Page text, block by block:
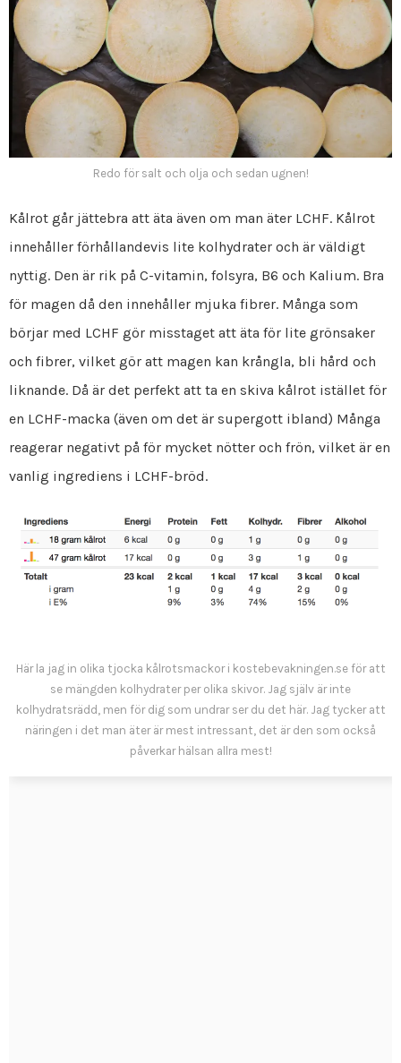
Redo för salt och olja och sedan ugnen!
Kålrot går jättebra att äta även om man äter LCHF. Kålrot
innehåller förhållandevis lite kolhydrater och är väldigt
nyttig. Den är rik på C-vitamin, folsyra, B6 och Kalium. Bra
för magen då den innehåller mjuka fibrer. Många som
börjar med LCHF gör misstaget att äta för lite grönsaker
och fibrer, vilket gör att magen kan krångla, bli hård och
liknande. Då är det perfekt att ta en skiva kålrot istället för
en LCHF-macka (även om det är supergott ibland) Många
reagerar negativt på för mycket nötter och frön, vilket är en
vanlig ingrediens i LCHF-bröd.
Här la jag in olika tjocka kålrotsmackor i kostebevakningen.se för att
se mängden kolhydrater per olika skivor. Jag själv är inte
kolhydratsrädd, men för dig som undrar ser du det här. Jag tycker att
näringen i det man äter är mest intressant, det är den som också
påverkar hälsan allra mest!